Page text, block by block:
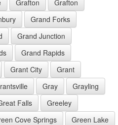
Grafton
Grafton
Grand Forks
Grand Junction
Grand Rapids
Grant City
Grant
Gray
Grayling
Falls
Greeley
Cove Springs
Green Lake